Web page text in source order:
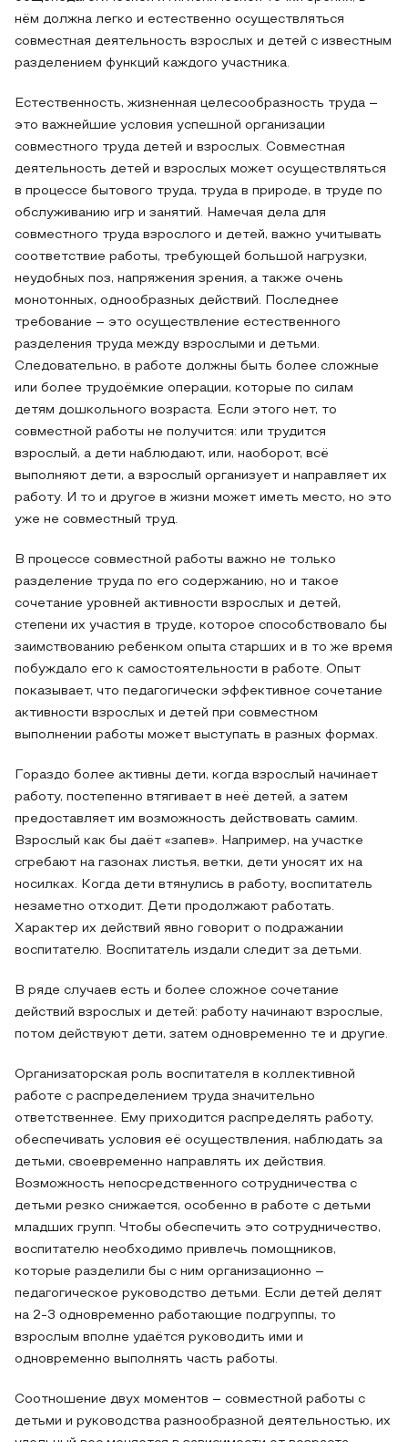
нём должна легко и естественно осуществляться
совместная деятельность взрослых и детей с известным
разделением функций каждого участника.
Естественность, жизненная целесообразность труда –
это важнейшие условия успешной организации
совместного труда детей и взрослых. Совместная
деятельность детей и взрослых может осуществляться
в процессе бытового труда, труда в природе, в труде по
обслуживанию игр и занятий. Намечая дела для
совместного труда взрослого и детей, важно учитывать
соответствие работы, требующей большой нагрузки,
неудобных поз, напряжения зрения, а также очень
монотонных, однообразных действий. Последнее
требование – это осуществление естественного
разделения труда между взрослыми и детьми.
Следовательно, в работе должны быть более сложные
или более трудоёмкие операции, которые по силам
детям дошкольного возраста. Если этого нет, то
совместной работы не получится: или трудится
взрослый, а дети наблюдают, или, наоборот, всё
выполняют дети, а взрослый организует и направляет их
работу. И то и другое в жизни может иметь место, но это
уже не совместный труд.
В процессе совместной работы важно не только
разделение труда по его содержанию, но и такое
сочетание уровней активности взрослых и детей,
степени их участия в труде, которое способствовало бы
заимствованию ребенком опыта старших и в то же время
побуждало его к самостоятельности в работе. Опыт
показывает, что педагогически эффективное сочетание
активности взрослых и детей при совместном
выполнении работы может выступать в разных формах.
Гораздо более активны дети, когда взрослый начинает
работу, постепенно втягивает в неё детей, а затем
предоставляет им возможность действовать самим.
Взрослый как бы даёт «запев». Например, на участке
сгребают на газонах листья, ветки, дети уносят их на
носилках. Когда дети втянулись в работу, воспитатель
незаметно отходит. Дети продолжают работать.
Характер их действий явно говорит о подражании
воспитателю. Воспитатель издали следит за детьми.
В ряде случаев есть и более сложное сочетание
действий взрослых и детей: работу начинают взрослые,
потом действуют дети, затем одновременно те и другие.
Организаторская роль воспитателя в коллективной
работе с распределением труда значительно
ответственнее. Ему приходится распределять работу,
обеспечивать условия её осуществления, наблюдать за
детьми, своевременно направлять их действия.
Возможность непосредственного сотрудничества с
детьми резко снижается, особенно в работе с детьми
младших групп. Чтобы обеспечить это сотрудничество,
воспитателю необходимо привлечь помощников,
которые разделили бы с ним организационно –
педагогическое руководство детьми. Если детей делят
на 2-3 одновременно работающие подгруппы, то
взрослым вполне удаётся руководить ими и
одновременно выполнять часть работы.
Соотношение двух моментов – совместной работы с
детьми и руководства разнообразной деятельностью, их